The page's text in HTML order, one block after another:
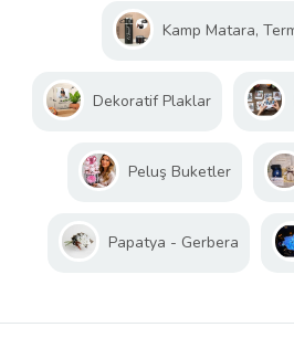
Kamp Matara,
Dekoratif Plaklar
Peluş Buketler
Papatya - Gerbera